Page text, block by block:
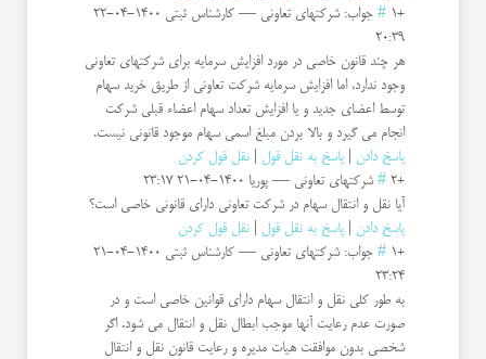
+1
# جواب: شرکتهای تعاونی — کارشناس ثبتی
1400-04-22
20:39
هر چند قانون خاصی در مورد افزایش سرمایه برای شرکتهای تعاونی
وجود ندارد، اما افزایش سرمایه شرکت تعاونی از طریق خرید سهام
توسط اعضای جدید و یا افزایش تعداد سهام اعضاء قبلی شرکت
انجام می گیرد و بالا بردن مبلغ اسمی سهام موجود قانونی نیست.
پاسخ دادن
پاسخ به نقل قول
نقل قول کردن
+2
# شرکتهای تعاونی — پوریا 1400-04-21 23:17
آیا نقل و انتقال سهام در شرکت تعاونی دارای قانونی خاصی است؟
پاسخ دادن
پاسخ به نقل قول
نقل قول کردن
+1
# جواب: شرکتهای تعاونی — کارشناس ثبتی
1400-04-21
23:24
به طور کلی نقل و انتقال سهام دارای قوانین خاصی است و در
صورت عدم رعایت آنها موجب ابطال نقل و انتقال می شود. اگر
شخصی بدون موافقت هیات مدیره و رعایت قانون نقل و انتقال